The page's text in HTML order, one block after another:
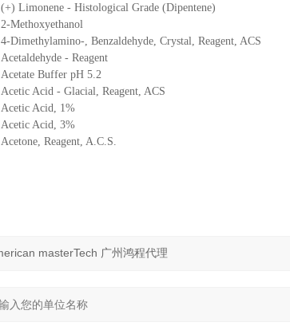
(+) Limonene - Histological Grade (Dipentene)
2-Methoxyethanol
4-Dimethylamino-, Benzaldehyde, Crystal, Reagent, ACS
Acetaldehyde - Reagent
Acetate Buffer pH 5.2
Acetic Acid - Glacial, Reagent, ACS
Acetic Acid, 1%
Acetic Acid, 3%
Acetone, Reagent, A.C.S.